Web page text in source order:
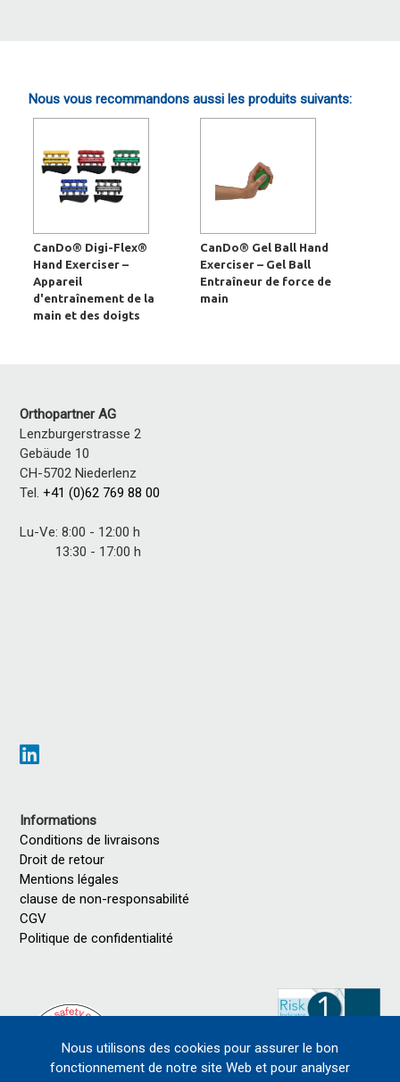
Nous vous recommandons aussi les produits suivants:
CanDo® Digi-Flex®
Hand Exerciser –
Appareil
d'entraînement de la
main et des doigts
CanDo® Gel Ball Hand
Exerciser – Gel Ball
Entraîneur de force de
main
Orthopartner AG
Lenzburgerstrasse 2
Gebäude 10
CH-5702 Niederlenz
Tel.+41 (0)62 769 88 00
Lu-Ve: 8:00 - 12:00 h
13:30 - 17:00 h
Informations
Conditions de livraisons
Droit de retour
Mentions légales
clause de non-responsabilité
CGV
Politique de confidentialité
Nous utilisons des cookies pour assurer le bon
fonctionnement de notre site Web et pour analyser